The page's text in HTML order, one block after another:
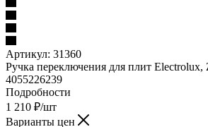
Артикул:
Ручка переключения для плит Electrolux,
4055226239
Подробности
1 210₽/шт
Варианты цен